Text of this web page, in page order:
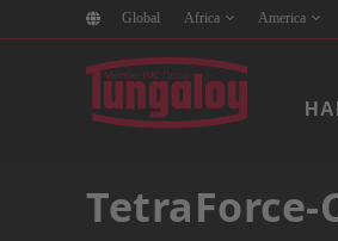
Global Africa America